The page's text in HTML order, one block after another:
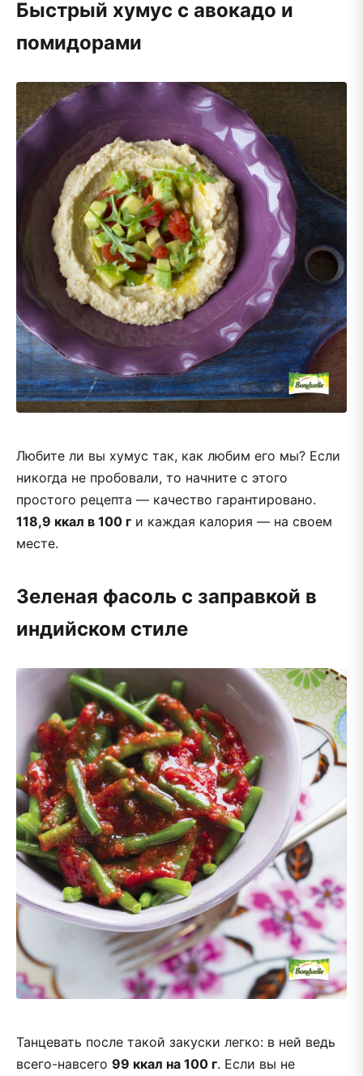
Быстрый хумус с авокадо и
помидорами
Любите ли вы хумус так, как любим его мы? Если
никогда не пробовали, то начните с этого
простого рецепта — качество гарантировано.
118,9 ккал в 100 г и каждая калория — на своем
месте.
Зеленая фасоль с заправкой в
индийском стиле
Танцевать после такой закуски легко: в ней ведь
всего-навсего 99 ккал на 100 г. Если вы не